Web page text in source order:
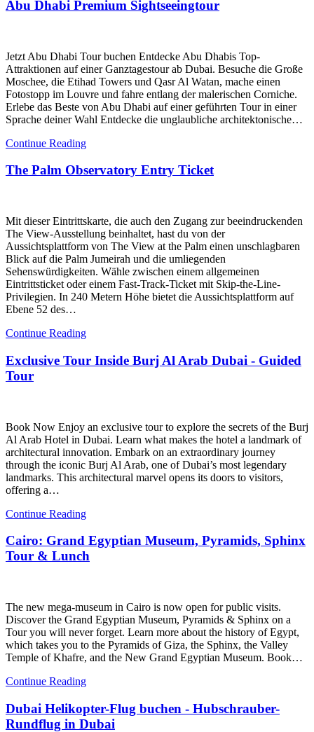
Abu Dhabi Premium Sightseeingtour
Jetzt Abu Dhabi Tour buchen Entdecke Abu Dhabis Top-
Attraktionen auf einer Ganztagestour ab Dubai. Besuche die Große
Moschee, die Etihad Towers und Qasr Al Watan, mache einen
Fotostopp im Louvre und fahre entlang der malerischen Corniche.
Erlebe das Beste von Abu Dhabi auf einer geführten Tour in einer
Sprache deiner Wahl Entdecke die unglaubliche architektonische…
Continue Reading
The Palm Observatory Entry Ticket
Mit dieser Eintrittskarte, die auch den Zugang zur beeindruckenden
The View-Ausstellung beinhaltet, hast du von der
Aussichtsplattform von The View at the Palm einen unschlagbaren
Blick auf die Palm Jumeirah und die umliegenden
Sehenswürdigkeiten. Wähle zwischen einem allgemeinen
Eintrittsticket oder einem Fast-Track-Ticket mit Skip-the-Line-
Privilegien. In 240 Metern Höhe bietet die Aussichtsplattform auf
Ebene 52 des…
Continue Reading
Exclusive Tour Inside Burj Al Arab Dubai - Guided
Tour
Book Now Enjoy an exclusive tour to explore the secrets of the Burj
Al Arab Hotel in Dubai. Learn what makes the hotel a landmark of
architectural innovation. Embark on an extraordinary journey
through the iconic Burj Al Arab, one of Dubai’s most legendary
landmarks. This architectural marvel opens its doors to visitors,
offering a…
Continue Reading
Cairo: Grand Egyptian Museum, Pyramids, Sphinx
Tour & Lunch
The new mega-museum in Cairo is now open for public visits.
Discover the Grand Egyptian Museum, Pyramids & Sphinx on a
Tour you will never forget. Learn more about the history of Egypt,
which takes you to the Pyramids of Giza, the Sphinx, the Valley
Temple of Khafre, and the New Grand Egyptian Museum. Book…
Continue Reading
Dubai Helikopter-Flug buchen - Hubschrauber-
Rundflug in Dubai